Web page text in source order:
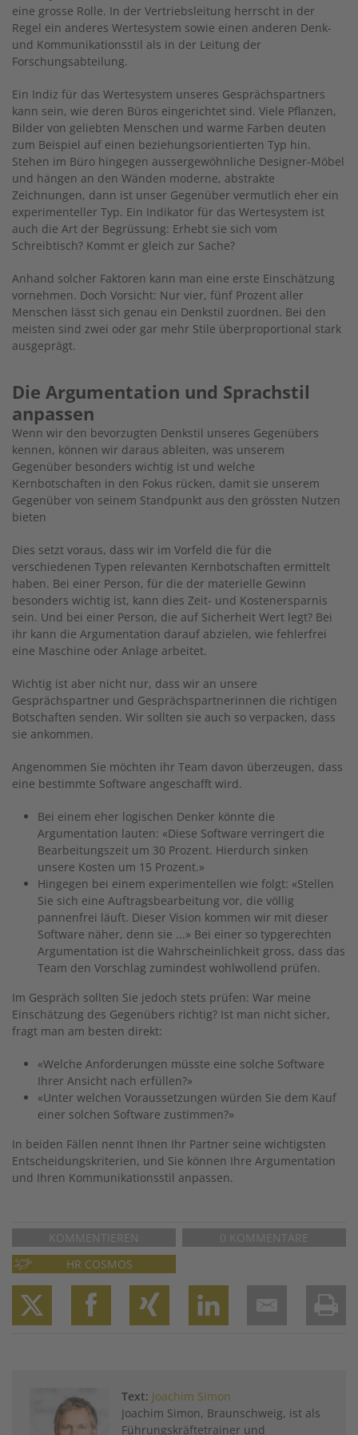
eine grosse Rolle. In der Vertriebsleitung herrscht in der
Regel ein anderes Wertesystem sowie einen anderen Denk-
und Kommunikationsstil als in der Leitung der
Forschungsabteilung.
Ein Indiz für das Wertesystem unseres Gesprächspartners
kann sein, wie deren Büros eingerichtet sind. Viele Pflanzen,
Bilder von geliebten Menschen und warme Farben deuten
zum Beispiel auf einen beziehungsorientierten Typ hin.
Stehen im Büro hingegen aussergewöhnliche Designer-Möbel
und hängen an den Wänden moderne, abstrakte
Zeichnungen, dann ist unser Gegenüber vermutlich eher ein
experimenteller Typ. Ein Indikator für das Wertesystem ist
auch die Art der Begrüssung: Erhebt sie sich vom
Schreibtisch? Kommt er gleich zur Sache?
Anhand solcher Faktoren kann man eine erste Einschätzung
vornehmen. Doch Vorsicht: Nur vier, fünf Prozent aller
Menschen lässt sich genau ein Denkstil zuordnen. Bei den
meisten sind zwei oder gar mehr Stile überproportional stark
ausgeprägt.
Die Argumentation und Sprachstil
anpassen
Wenn wir den bevorzugten Denkstil unseres Gegenübers
kennen, können wir daraus ableiten, was unserem
Gegenüber besonders wichtig ist und welche
Kernbotschaften in den Fokus rücken, damit sie unserem
Gegenüber von seinem Standpunkt aus den grössten Nutzen
bieten
Dies setzt voraus, dass wir im Vorfeld die für die
verschiedenen Typen relevanten Kernbotschaften ermittelt
haben. Bei einer Person, für die der materielle Gewinn
besonders wichtig ist, kann dies Zeit- und Kostenersparnis
sein. Und bei einer Person, die auf Sicherheit Wert legt? Bei
ihr kann die Argumentation darauf abzielen, wie fehlerfrei
eine Maschine oder Anlage arbeitet.
Wichtig ist aber nicht nur, dass wir an unsere
Gesprächspartner und Gesprächspartnerinnen die richtigen
Botschaften senden. Wir sollten sie auch so verpacken, dass
sie ankommen.
Angenommen Sie möchten ihr Team davon überzeugen, dass
eine bestimmte Software angeschafft wird.
Bei einem eher logischen Denker könnte die
Argumentation lauten: «Diese Software verringert die
Bearbeitungszeit um 30 Prozent. Hierdurch sinken
unsere Kosten um 15 Prozent.»
Hingegen bei einem experimentellen wie folgt: «Stellen
Sie sich eine Auftragsbearbeitung vor, die völlig
pannenfrei läuft. Dieser Vision kommen wir mit dieser
Software näher, denn sie ...» Bei einer so typgerechten
Argumentation ist die Wahrscheinlichkeit gross, dass das
Team den Vorschlag zumindest wohlwollend prüfen.
Im Gespräch sollten Sie jedoch stets prüfen: War meine
Einschätzung des Gegenübers richtig? Ist man nicht sicher,
fragt man am besten direkt:
«Welche Anforderungen müsste eine solche Software
Ihrer Ansicht nach erfüllen?»
«Unter welchen Voraussetzungen würden Sie dem Kauf
einer solchen Software zustimmen?»
In beiden Fällen nennt Ihnen Ihr Partner seine wichtigsten
Entscheidungskriterien, und Sie können Ihre Argumentation
und Ihren Kommunikationsstil anpassen.
KOMMENTIEREN
0 KOMMENTARE
HR COSMOS
Text: Joachim Simon
Joachim Simon, Braunschweig, ist als
Führungskräftetrainer und